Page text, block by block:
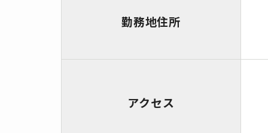
勤務地住所
アクセス